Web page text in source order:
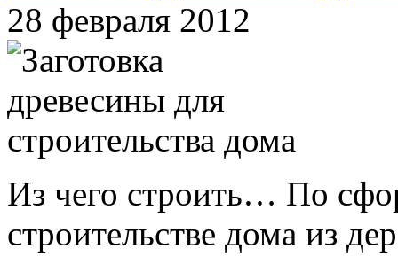
28 февраля 2012
Из чего строить… По
строительстве дома из